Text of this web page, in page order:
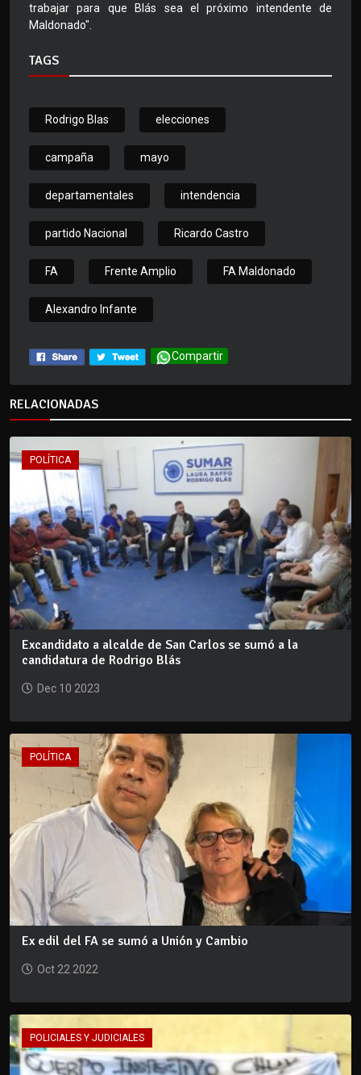
trabajar para que Blás sea el próximo intendente de
Maldonado".
TAGS
Rodrigo Blas elecciones
campaña mayo
departamentales intendencia
partido Nacional Ricardo Castro
FA Frente Amplio FA Maldonado
Alexandro Infante
Compartir
RELACIONADAS
POLÍTICA
Excandidato a alcalde de San Carlos se sumó a la
candidatura de Rodrigo Blás
Dec 10 2023
POLÍTICA
Ex edil del FA se sumó a Unión y Cambio
Oct 22 2022
POLICIALES Y JUDICIALES